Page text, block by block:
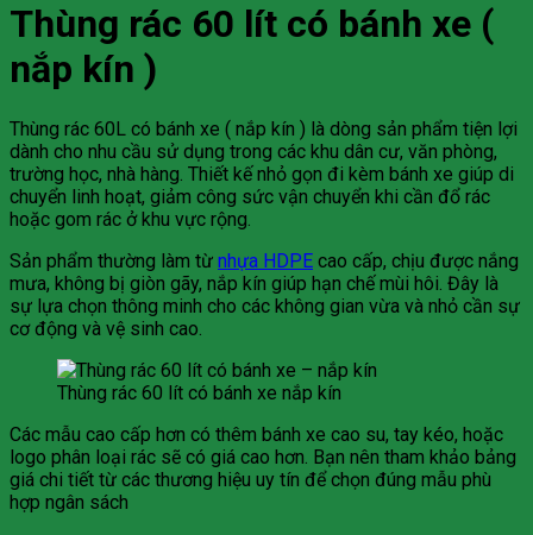
Thùng rác 60 lít có bánh xe (
nắp kín )
Thùng rác 60L có bánh xe ( nắp kín ) là dòng sản phẩm tiện lợi
dành cho nhu cầu sử dụng trong các khu dân cư, văn phòng,
trường học, nhà hàng. Thiết kế nhỏ gọn đi kèm bánh xe giúp di
chuyển linh hoạt, giảm công sức vận chuyển khi cần đổ rác
hoặc gom rác ở khu vực rộng.
Sản phẩm thường làm từ nhựa HDPE cao cấp, chịu được nắng
mưa, không bị giòn gãy, nắp kín giúp hạn chế mùi hôi. Đây là
sự lựa chọn thông minh cho các không gian vừa và nhỏ cần sự
cơ động và vệ sinh cao.
Thùng rác 60 lít có bánh xe nắp kín
Các mẫu cao cấp hơn có thêm bánh xe cao su, tay kéo, hoặc
logo phân loại rác sẽ có giá cao hơn. Bạn nên tham khảo bảng
giá chi tiết từ các thương hiệu uy tín để chọn đúng mẫu phù
hợp ngân sách